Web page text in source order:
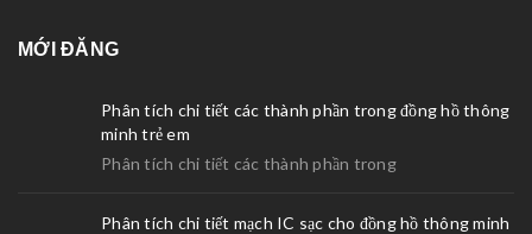
MỚI ĐĂNG
Phân tích chi tiết các thành phần trong đồng hồ thông
minh trẻ em
Phân tích chi tiết các thành phần trong
Phân tích chi tiết mạch IC sạc cho đồng hồ thông minh